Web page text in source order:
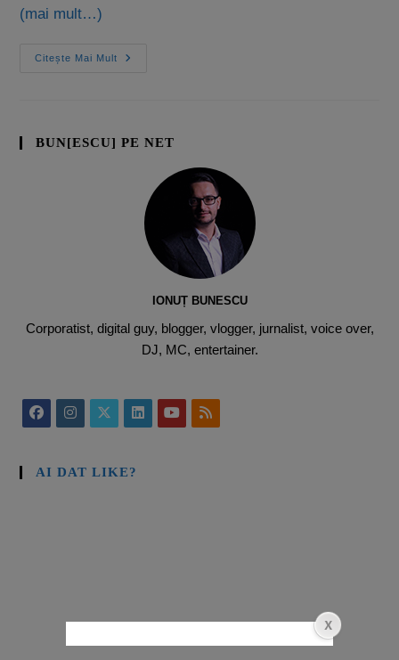
(mai mult…)
Citește Mai Mult
BUN[ESCU] PE NET
IONUȚ BUNESCU
Corporatist, digital guy, blogger, vlogger, jurnalist, voice over,
DJ, MC, entertainer.
AI DAT LIKE?